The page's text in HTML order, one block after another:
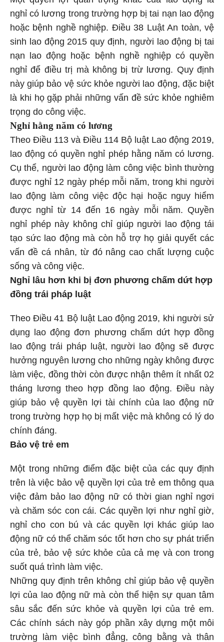
nghỉ có lương trong trường hợp bị tai nạn lao động
hoặc bệnh nghề nghiệp. Điều 38 Luật An toàn, vệ
sinh lao động 2015 quy định, người lao động bị tai
nạn lao động hoặc bệnh nghề nghiệp có quyền
nghỉ để điều trị mà không bị trừ lương. Quy định
này giúp bảo vệ sức khỏe người lao động, đặc biệt
là khi họ gặp phải những vấn đề sức khỏe nghiêm
trọng do công việc.
Nghỉ hằng năm có lương
Theo Điều 113 và Điều 114 Bộ luật Lao động 2019,
lao động có quyền nghỉ phép hằng năm có lương.
Cụ thể, người lao động làm công việc bình thường
được nghỉ 12 ngày phép mỗi năm, trong khi người
lao động làm công việc độc hại hoặc nguy hiểm
được nghỉ từ 14 đến 16 ngày mỗi năm. Quyền
nghỉ phép này không chỉ giúp người lao động tái
tạo sức lao động mà còn hỗ trợ họ giải quyết các
vấn đề cá nhân, từ đó nâng cao chất lượng cuộc
sống và công việc.
Nghỉ lâu hơn khi bị đơn phương chấm dứt hợp
đồng trái pháp luật
Theo Điều 41 Bộ luật Lao động 2019, khi người sử
dụng lao động đơn phương chấm dứt hợp đồng
lao động trái pháp luật, người lao động sẽ được
hưởng nguyên lương cho những ngày không được
làm việc, đồng thời còn được nhận thêm ít nhất 02
tháng lương theo hợp đồng lao động. Điều này
giúp bảo vệ quyền lợi tài chính của lao động nữ
trong trường hợp họ bị mất việc mà không có lý do
chính đáng.
Bảo vệ trẻ em
Một trong những điểm đặc biệt của các quy định
trên là việc bảo vệ quyền lợi của trẻ em thông qua
việc đảm bảo lao động nữ có thời gian nghỉ ngơi
và chăm sóc con cái. Các quyền lợi như nghỉ giờ,
nghỉ cho con bú và các quyền lợi khác giúp lao
động nữ có thể chăm sóc tốt hơn cho sự phát triển
của trẻ, bảo vệ sức khỏe của cả mẹ và con trong
suốt quá trình làm việc.
Những quy định trên không chỉ giúp bảo vệ quyền
lợi của lao động nữ mà còn thể hiện sự quan tâm
sâu sắc đến sức khỏe và quyền lợi của trẻ em.
Các chính sách này góp phần xây dựng một môi
trường làm việc bình đẳng, công bằng và thân